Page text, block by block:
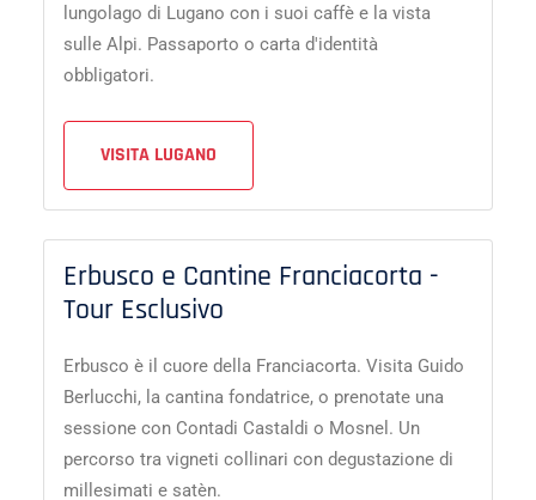
lungolago di Lugano con i suoi caffè e la vista
sulle Alpi. Passaporto o carta d'identità
obbligatori.
VISITA LUGANO
Erbusco e Cantine Franciacorta -
Tour Esclusivo
Erbusco è il cuore della Franciacorta. Visita Guido
Berlucchi, la cantina fondatrice, o prenotate una
sessione con Contadi Castaldi o Mosnel. Un
percorso tra vigneti collinari con degustazione di
millesimati e satèn.